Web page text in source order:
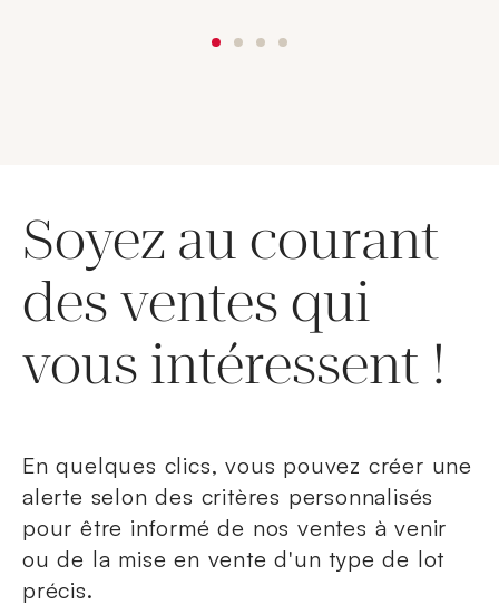
Soyez au courant
des ventes qui
vous intéressent !
En quelques clics, vous pouvez créer une
alerte selon des critères personnalisés
pour être informé de nos ventes à venir
ou de la mise en vente d'un type de lot
précis.